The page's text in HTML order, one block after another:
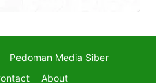
Pedoman Media Siber
About